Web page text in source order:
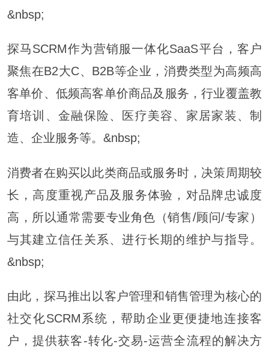
&nbsp;
探马SCRM作为营销服一体化SaaS平台，客户
聚焦在B2大C、B2B等企业，消费类型为高频高
客单价、低频高客单价商品及服务，行业覆盖教
育培训、金融保险、医疗美容、家居家装、制
造、企业服务等。&nbsp;
消费者在购买以此类商品或服务时，决策周期较
长，高度重视产品及服务体验，对品牌忠诚度
高，所以通常需要专业角色（销售/顾问/专家）
与其建立信任关系、进行长期的维护与指导。
&nbsp;
由此，探马推出以客户管理和销售管理为核心的
社交化SCRM系统，帮助企业更便捷地连接客
户，提供获客-转化-交易-运营全流程的解决方